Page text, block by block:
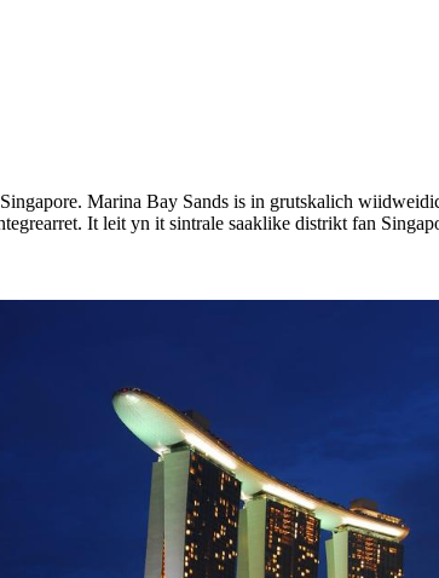
Marina Bay Sands is in grutskalich
It leit yn it sintrale saaklike distrikt fan